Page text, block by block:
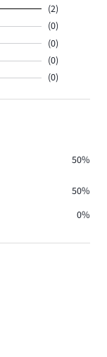
(2)
(0)
(0)
(0)
(0)
50%
50%
0%